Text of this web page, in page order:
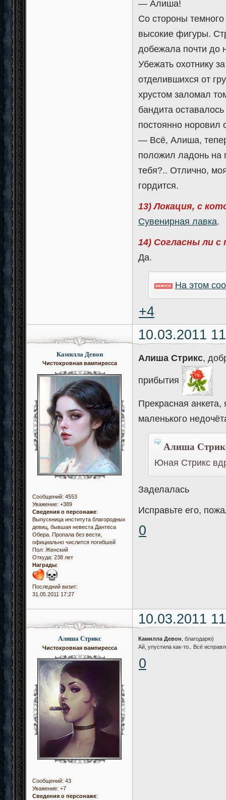
— Алиша!
Со стороны
высокие фигуры.
добежала почти до
Убежать охотнику
отделившихся от
хрустом заломал
бандита
постоянно норовил
— Всё, Алиша,
положил ладонь на
тебя?.. Отлично,
гордится.
13) Локация, с
Сувенирная лавка.
14) Согласны ли с
Да.
На этом
+4
10.03.2011
Камилла Девон
Чистокровная вампиресса
Сообщений: 4553
Уважение: +389
Сведения о персонаже:
Выпускница института благородных
девиц, бывшая невеста Дантеса
Обера. Пропала без вести,
официально числится погибшей
Пол: Женский
Откуда: 238 лет
Награды:
Последний визит:
31.05.2011 17:27
Алиша Стрикс,
прибытия
Прекрасная
маленького
Алиша
Юная Стрикс
Заделалась
Исправьте его,
0
10.03.2011
Алиша Стрикс
Чистокровная вампиресса
Сообщений: 43
Уважение: +7
Сведения о персонаже:
Камилла Девон, благодарю)
Ай, упустила как-то.. Всё
0